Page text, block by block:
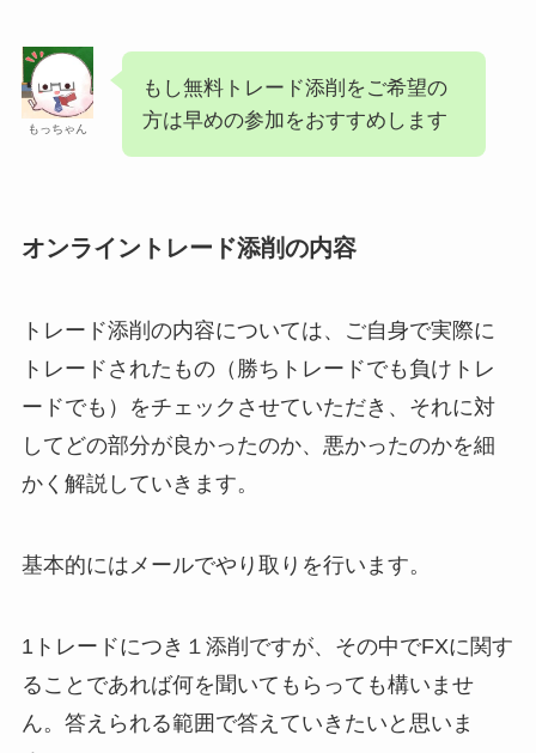
もっちゃん
もし無料トレード添削をご希望の
方は早めの参加をおすすめします
オンライントレード添削の内容
トレード添削の内容については、ご自身で実際に
トレードされたもの（勝ちトレードでも負けトレ
ードでも）をチェックさせていただき、それに対
してどの部分が良かったのか、悪かったのかを細
かく解説していきます。
基本的にはメールでやり取りを行います。
1トレードにつき１添削ですが、その中でFXに関す
ることであれば何を聞いてもらっても構いませ
ん。答えられる範囲で答えていきたいと思いま